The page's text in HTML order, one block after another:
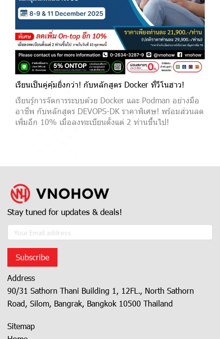
เรียนเป็นคู่คุ้มยิ่งกว่า! กับหลักสูตร Docker ที่วีโนฮาว!
เรียนรู้การจัดการระบบด้วย Docker และ Podman อย่างมือ
อาชีพ กับหลักสูตร DEVOPS-DK ราคาพิเศษ! พร้อมส่วนลด
เพิ่มอีก 10% เมื่อลงทะเบียนตั้งแต่ 2 ท่านขึ้นไป!
Stay tuned for updates & deals!
Subscribe
Address
90/31 Sathorn Thani Building 1, 12FL., North Sathorn
Road, Silom, Bangrak, Bangkok 10500 Thailand
Sitemap